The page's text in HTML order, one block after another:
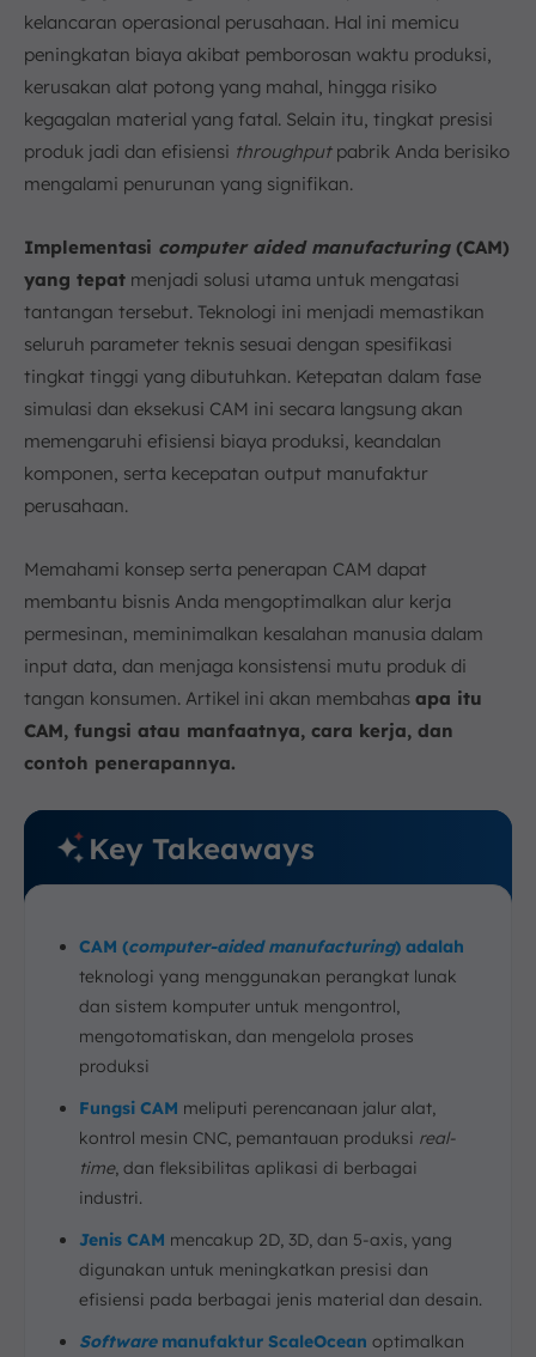
a. Computer-Aided Manufacturing 2D
b. Computer-Aided Manufacturing 3D
c. Computer-Aided Manufacturing 5-Axis
6. Perbandingan CAM dan CAD
a. Fungsi Utama
b. Perbedaan dalam Proses Produksi
7. Software Manufaktur ScaleOcean Dukung Integrasi
Teknologi Computer Aided Manufacturing
8. Kesimpulan
FAQ:
kelancaran operasional perusahaan. Hal ini memicu
peningkatan biaya akibat pemborosan waktu produksi,
kerusakan alat potong yang mahal, hingga risiko
kegagalan material yang fatal. Selain itu, tingkat presisi
produk jadi dan efisiensi throughputpabrik Anda berisiko
mengalami penurunan yang signifikan.
Implementasi computer aided manufacturing(CAM)
yang tepat menjadi solusi utama untuk mengatasi
tantangan tersebut. Teknologi ini menjadi memastikan
seluruh parameter teknis sesuai dengan spesifikasi
tingkat tinggi yang dibutuhkan. Ketepatan dalam fase
simulasi dan eksekusi CAM ini secara langsung akan
memengaruhi efisiensi biaya produksi, keandalan
komponen, serta kecepatan output manufaktur
perusahaan.
Memahami konsep serta penerapan CAM dapat
membantu bisnis Anda mengoptimalkan alur kerja
permesinan, meminimalkan kesalahan manusia dalam
input data, dan menjaga konsistensi mutu produk di
tangan konsumen. Artikel ini akan membahas apa itu
CAM, fungsi atau manfaatnya, cara kerja, dan
contoh penerapannya.
Key Takeaways
CAM (computer-aided manufacturing) adalah
teknologi yang menggunakan perangkat lunak
dan sistem komputer untuk mengontrol,
mengotomatiskan, dan mengelola proses
produksi
Fungsi CAM meliputi perencanaan jalur alat,
kontrol mesin CNC, pemantauan produksi real-
time, dan fleksibilitas aplikasi di berbagai
industri.
Jenis CAM mencakup 2D, 3D, dan 5-axis, yang
digunakan untuk meningkatkan presisi dan
efisiensi pada berbagai jenis material dan desain.
Softwaremanufaktur ScaleOcean optimalkan